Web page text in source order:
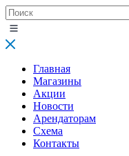
Главная
Магазины
Акции
Новости
Арендаторам
Схема
Контакты